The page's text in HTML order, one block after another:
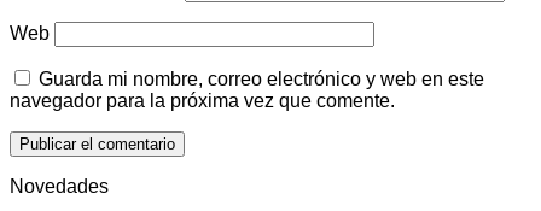
Web
Guarda mi nombre, correo electrónico y web en este
navegador para la próxima vez que comente.
Novedades